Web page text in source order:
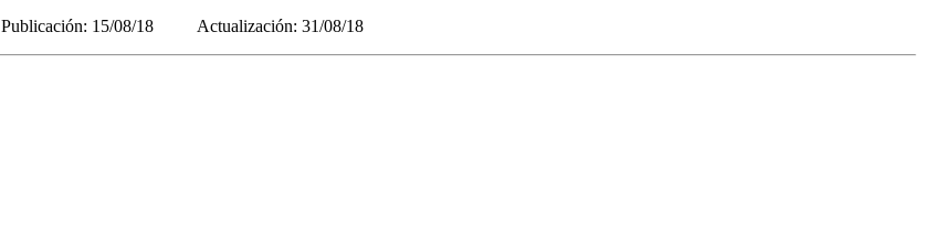
Publicación: 15/08/18 Actualización: 31/08/18